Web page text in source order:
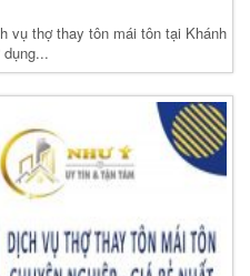
vụ thợ thay tôn mái tôn tại Khánh